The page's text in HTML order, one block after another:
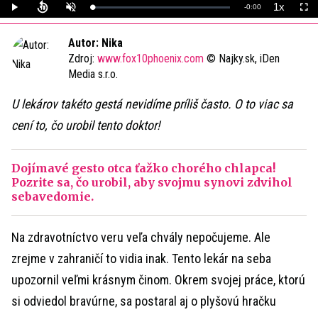
Play UnmuteLoaded:
0%
Remaining
-0:00 1xPlayback
Rate
Autor: Nika
Zdroj: www.fox10phoenix.com © Najky.sk, iDen
Media s.r.o.
U lekárov takéto gestá nevidíme príliš často. O to viac sa
cení to, čo urobil tento doktor!
Dojímavé gesto otca ťažko chorého chlapca!
Pozrite sa, čo urobil, aby svojmu synovi zdvihol
sebavedomie.
Na zdravotníctvo veru veľa chvály nepočujeme. Ale
zrejme v zahraničí to vidia inak. Tento lekár na seba
upozornil veľmi krásnym činom. Okrem svojej práce, ktorú
si odviedol bravúrne, sa postaral aj o plyšovú hračku